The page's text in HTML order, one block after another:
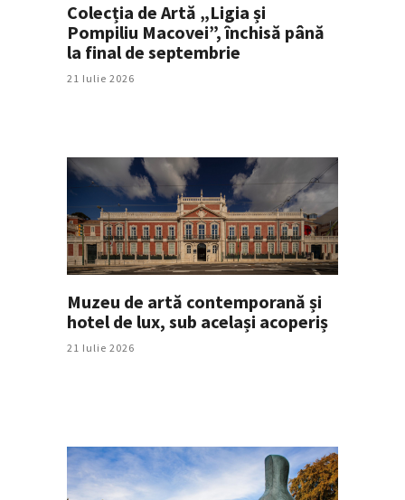
Colecția de Artă „Ligia și
Pompiliu Macovei”, închisă până
la final de septembrie
21 Iulie 2026
Muzeu de artă contemporană și
hotel de lux, sub același acoperiș
21 Iulie 2026